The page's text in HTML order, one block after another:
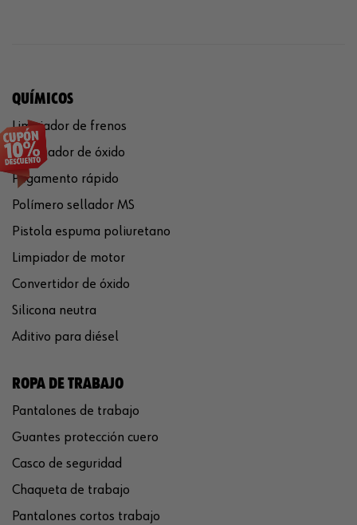
QUÍMICOS
Limpiador de frenos
Eliminador de óxido
Pegamento rápido
Polímero sellador MS
Pistola espuma poliuretano
Limpiador de motor
Convertidor de óxido
Silicona neutra
Aditivo para diésel
ROPA DE TRABAJO
Pantalones de trabajo
Guantes protección cuero
Casco de seguridad
Chaqueta de trabajo
Pantalones cortos trabajo